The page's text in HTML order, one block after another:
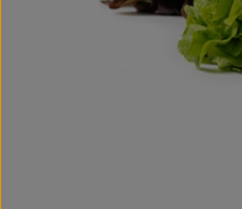
Kochen & Backen